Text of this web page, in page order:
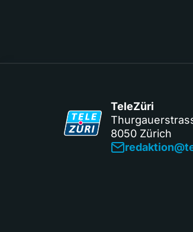
TeleZüri
8050 Zürich